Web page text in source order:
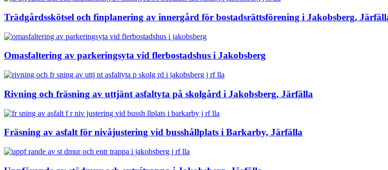
Trädgårdsskötsel och finplanering av innergård för bostadsrättsförening i Jakobsberg,
Omasfaltering av parkeringsyta vid flerbostadshus i Jakobsberg
Rivning och fräsning av uttjänt asfaltyta på skolgård i Jakobsberg, Järfälla
Fräsning av asfalt för nivåjustering vid busshållplats i Barkarby, Järfälla